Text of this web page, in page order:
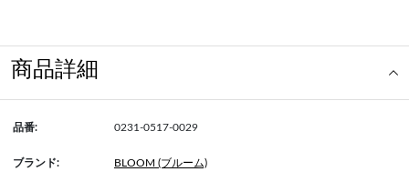
商品詳細
品番: 0231-0517-0029
ブランド: BLOOM (ブルーム)